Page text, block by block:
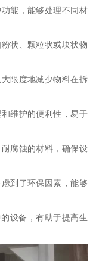
能，能够处理不同材
状、颗粒状或块状物
限度地减少物料在拆
维护的便利性，易于
腐蚀的材料，确保设
到了环保因素，能够
设备，有助于提高生